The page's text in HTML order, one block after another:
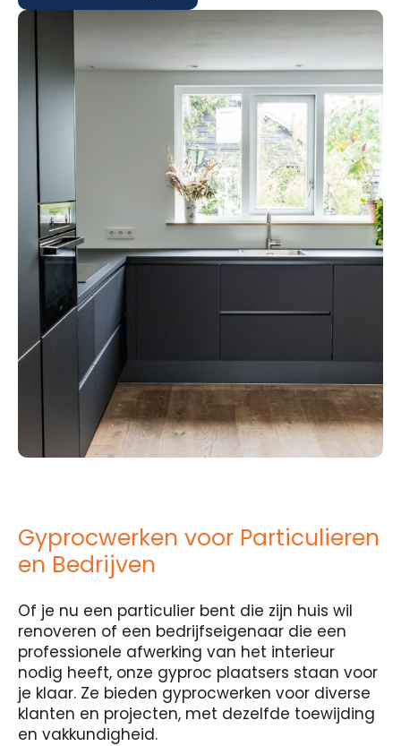
Gyprocwerken voor Particulieren
en Bedrijven
Of je nu een particulier bent die zijn huis wil
renoveren of een bedrijfseigenaar die een
professionele afwerking van het interieur
nodig heeft, onze gyproc plaatsers staan voor
je klaar. Ze bieden gyprocwerken voor diverse
klanten en projecten, met dezelfde toewijding
en vakkundigheid.